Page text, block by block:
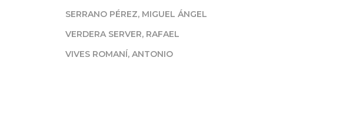
SERRANO PÉREZ, MIGUEL ÁNGEL
VERDERA SERVER, RAFAEL
VIVES ROMANÍ, ANTONIO